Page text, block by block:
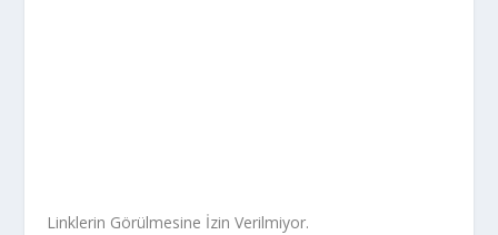
Linklerin Görülmesine İzin Verilmiyor.